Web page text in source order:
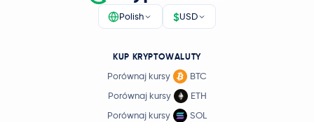
Polish $USD
KUP KRYPTOWALUTY
Porównaj kursy
BTC
Porównaj kursy
ETH
Porównaj kursy
SOL